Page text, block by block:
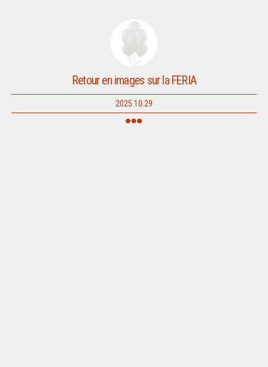
Retour en images sur la FERIA
2025.10.29